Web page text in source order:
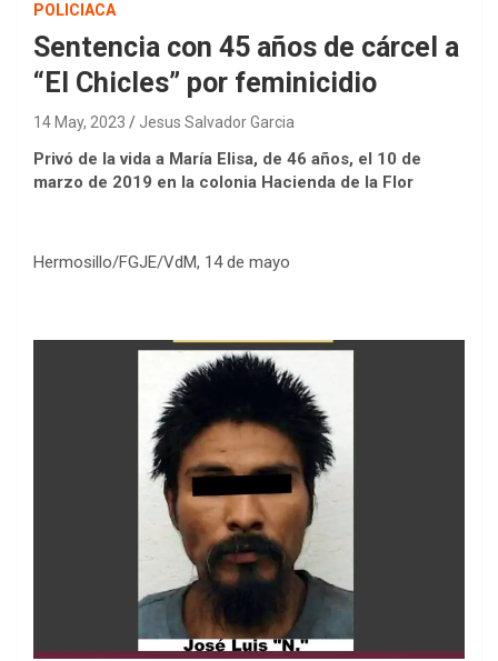
POLICIACA
Sentencia con 45 años de cárcel a
“El Chicles” por feminicidio
14 May, 2023 Jesus Salvador Garcia
Privó de la vida a María Elisa, de 46 años, el 10 de
marzo de 2019 en la colonia Hacienda de la Flor
Hermosillo/FGJE/VdM, 14 de mayo